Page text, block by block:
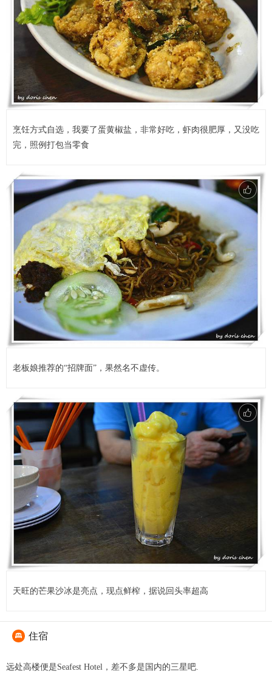
烹饪方式自选，我要了蛋黄椒盐，非常好吃，虾肉很肥厚，又没吃
完，照例打包当零食
老板娘推荐的“招牌面”，果然名不虚传。
天旺的芒果沙冰是亮点，现点鲜榨，据说回头率超高
 住宿
远处高楼便是Seafest Hotel，差不多是国内的三星吧.